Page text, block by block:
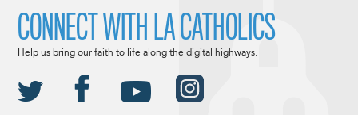
CONNECT WITH LA CATHOLICS
Help us bring our faith to life along the digital highways.